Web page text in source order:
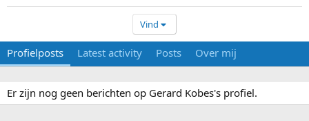
Vind
Profielposts Latest activity Posts Over mij
Er zijn nog geen berichten op Gerard Kobes's profiel.